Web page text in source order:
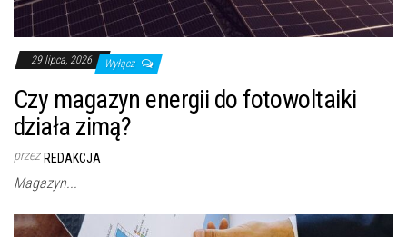
29 lipca, 2026 Wyłącz
Czy magazyn energii do fotowoltaiki
działa zimą?
przez REDAKCJA
Magazyn...